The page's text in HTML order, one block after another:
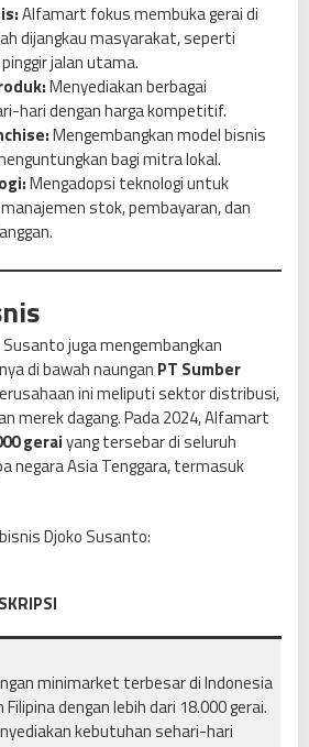
Alfamart fokus membuka gerai di
dijangkau masyarakat, seperti
jalan utama.
Menyediakan berbagai
hari dengan harga kompetitif.
Mengembangkan model bisnis
bagi mitra lokal.
Mengadopsi teknologi untuk
stok, pembayaran, dan
juga mengembangkan
di bawah naungan PT Sumber
ini meliputi sektor distribusi,
merek dagang. Pada 2024, Alfamart
geraiyang tersebar di seluruh
negara Asia Tenggara, termasuk
Djoko Susanto:
minimarket terbesar di Indonesia
Filipina dengan lebih dari 18.000 gerai.
kebutuhan sehari-hari